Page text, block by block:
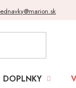
DOPLNKY